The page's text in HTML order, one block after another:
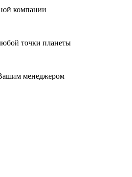
компании
точки планеты
менеджером